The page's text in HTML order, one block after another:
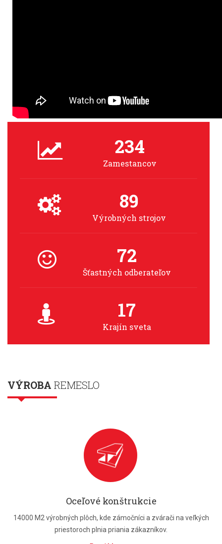
234
Zamestancov
89
Výrobných strojov
72
Šťastných odberateľov
17
Krajín sveta
VÝROBA REMESLO
Oceľové konštrukcie
14000 M2 výrobných plôch, kde zámočníci a zvárači na veľkých
priestoroch plnia priania zákazníkov.